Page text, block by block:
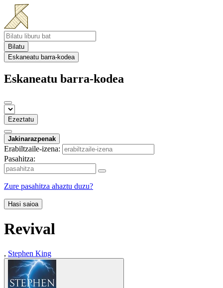
Bilatu
Eskaneatu barra-kodea
Eskaneatu barra-kodea
Ezeztatu
Jakinarazpenak
Erabiltzaile-izena:
Pasahitza:
Zure pasahitza ahaztu duzu?
Hasi saioa
Revival
, Stephen King